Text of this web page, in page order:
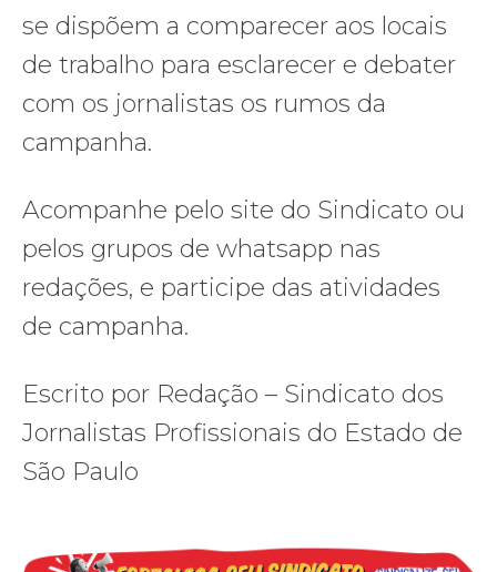
se dispõem a comparecer aos locais
de trabalho para esclarecer e debater
com os jornalistas os rumos da
campanha.
Acompanhe pelo site do Sindicato ou
pelos grupos de whatsapp nas
redações, e participe das atividades
de campanha.
Escrito por Redação – Sindicato dos
Jornalistas Profissionais do Estado de
São Paulo